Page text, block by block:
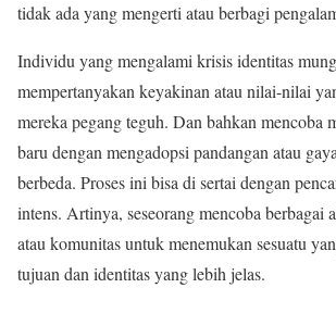
tidak ada yang mengerti atau berbagi
Individu yang mengalami krisis identitas
mempertanyakan keyakinan atau nilai-nilai
mereka pegang teguh. Dan bahkan mencoba
baru dengan mengadopsi pandangan atau
berbeda. Proses ini bisa di sertai dengan
intens. Artinya, seseorang mencoba berbagai
atau komunitas untuk menemukan sesuatu
tujuan dan identitas yang lebih jelas.